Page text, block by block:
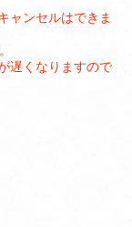
ャンセルはできま
遅くなりますので